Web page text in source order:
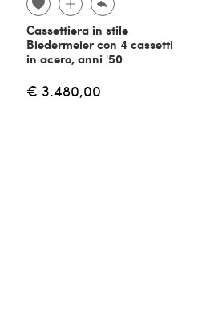
Cassettiera in stile
Biedermeier con 4 cassetti
in acero, anni '50
€ 3.480,00